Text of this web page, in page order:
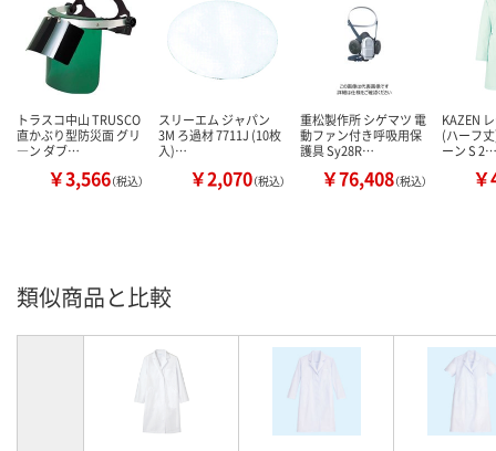
トラスコ中山 TRUSCO
直かぶり型防災面 グリ
―ン ダブ…
￥3,566（税込）
スリーエム ジャパン
3M ろ過材 7711J (10枚
入)…
￥2,070（税込）
重松製作所 シゲマツ 電
動ファン付き呼吸用保
護具 Sy28R…
￥76,408（税込）
KAZEN
(ハーフ
ーン S 2…
類似商品と比較